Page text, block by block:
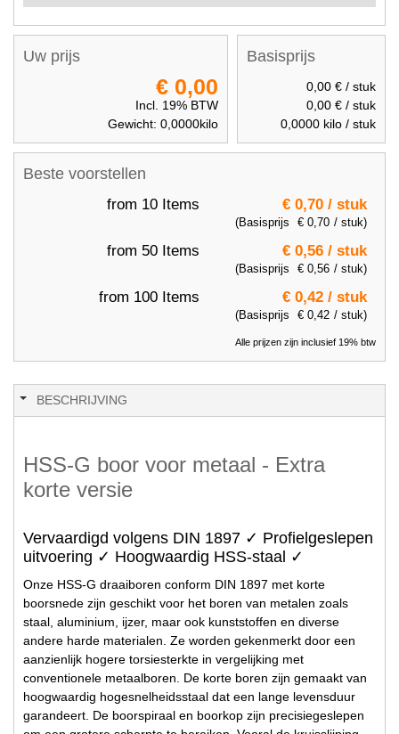
Beste voorstellen
from 10 Items € 0,70 / stuk
(Basisprijs € 0,70 / stuk)
from 50 Items € 0,56 / stuk
(Basisprijs € 0,56 / stuk)
from 100 Items € 0,42 / stuk
(Basisprijs € 0,42 / stuk)
Alle prijzen zijn inclusief 19% btw
Basisprijs
0,00 € / stuk
0,00 € / stuk
0,0000 kilo / stuk
Uw prijs
€ 0,00
Incl. 19% BTW
Gewicht: 0,0000kilo
BESCHRIJVING
HSS-G boor voor metaal - Extra
korte versie
Vervaardigd volgens DIN 1897 ✓ Profielgeslepen
uitvoering ✓ Hoogwaardig HSS-staal ✓
Onze HSS-G draaiboren conform DIN 1897 met korte
boorsnede zijn geschikt voor het boren van metalen zoals
staal, aluminium, ijzer, maar ook kunststoffen en diverse
andere harde materialen. Ze worden gekenmerkt door een
aanzienlijk hogere torsiesterkte in vergelijking met
conventionele metaalboren. De korte boren zijn gemaakt van
hoogwaardig hogesnelheidsstaal dat een lange levensduur
garandeert. De boorspiraal en boorkop zijn precisiegeslepen